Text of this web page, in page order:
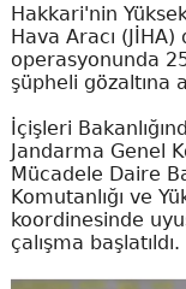
Hakkari'nin
Hava Aracı
operasyonunda
şüpheli gözaltına
İçişleri
Jandarma Genel
Mücadele Daire
Komutanlığı ve
koordinesinde
çalışma başlatıldı.